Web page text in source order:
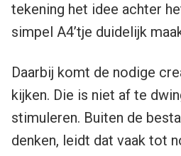
tekening het idee achter
simpel A4’tje duidelijk
Daarbij komt de nodige
kijken. Die is niet af te
stimuleren. Buiten de
denken, leidt dat vaak tot